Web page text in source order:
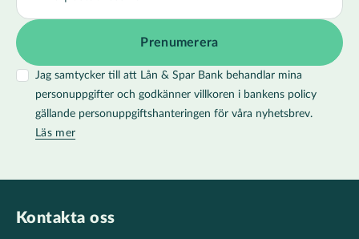
Jag samtycker till att Lån & Spar Bank behandlar mina
personuppgifter och godkänner villkoren i bankens policy
gällande personuppgiftshanteringen för våra nyhetsbrev.
Läs mer
Kontakta oss